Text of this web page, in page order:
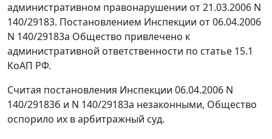
административном правонарушении от 21.03.2006 N
140/29183. Постановлением Инспекции от 06.04.2006
N 140/29183а Общество привлечено к
административной ответственности по статье 15.1
КоАП РФ.
Считая постановления Инспекции 06.04.2006 N
140/29183б и N 140/29183а незаконными, Общество
оспорило их в арбитражный суд.